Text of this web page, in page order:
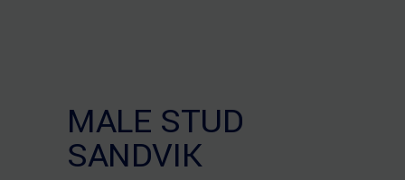
MALE STUD
SANDVIK